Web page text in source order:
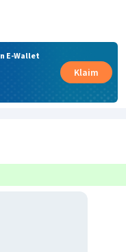
E-Wallet
Klaim